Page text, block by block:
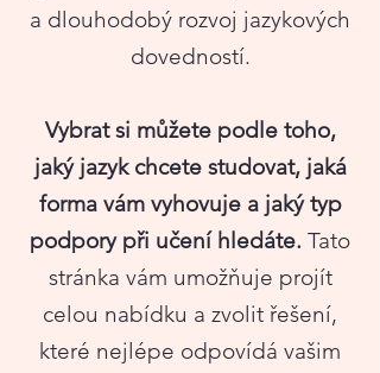
a dlouhodobý rozvoj jazykových
dovedností.
Vybrat si můžete podle toho,
jaký jazyk chcete studovat, jaká
forma vám vyhovuje a jaký typ
podpory při učení hledáte. Tato
stránka vám umožňuje projít
celou nabídku a zvolit řešení,
které nejlépe odpovídá vašim